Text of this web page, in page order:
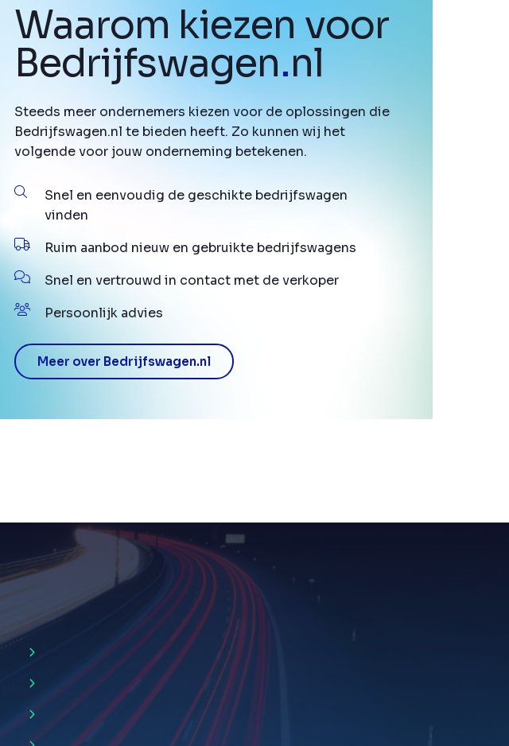
Waarom kiezen voor
Bedrijfswagen.nl
Steeds meer ondernemers kiezen voor de oplossingen die
Bedrijfswagen.nl te bieden heeft. Zo kunnen wij het
volgende voor jouw onderneming betekenen.
Snel en eenvoudig de geschikte bedrijfswagen
vinden
Ruim aanbod nieuw en gebruikte bedrijfswagens
Snel en vertrouwd in contact met de verkoper
Persoonlijk advies
Meer over Bedrijfswagen.nl